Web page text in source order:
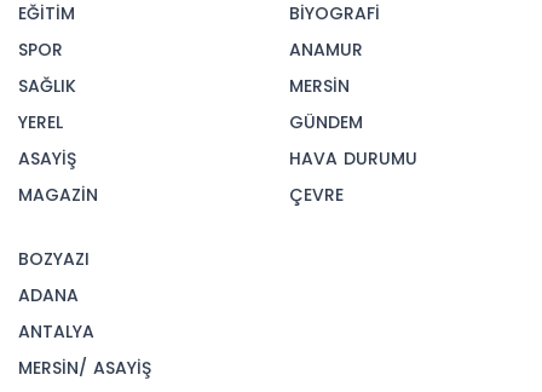
EĞİTİM
SPOR
SAĞLIK
YEREL
ASAYİŞ
MAGAZİN
BİYOGRAFİ
ANAMUR
MERSİN
GÜNDEM
HAVA DURUMU
ÇEVRE
BOZYAZI
ADANA
ANTALYA
MERSİN/ ASAYİŞ